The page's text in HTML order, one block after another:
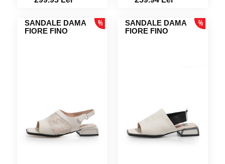
SANDALE DAMA
FIORE FINO
SANDALE DAMA
FIORE FINO